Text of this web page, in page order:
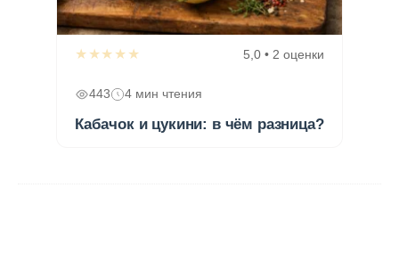
★★★★★ 5,0 • 2 оценки
443 4 мин чтения
Кабачок и цукини: в чём разница?